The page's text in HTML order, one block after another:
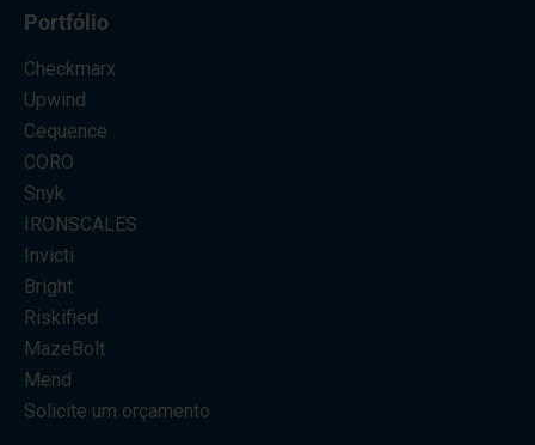
Portfólio
Checkmarx
Upwind
Cequence
CORO
Snyk
IRONSCALES
Invicti
Bright
Riskified
MazeBolt
Mend
Solicite um orçamento